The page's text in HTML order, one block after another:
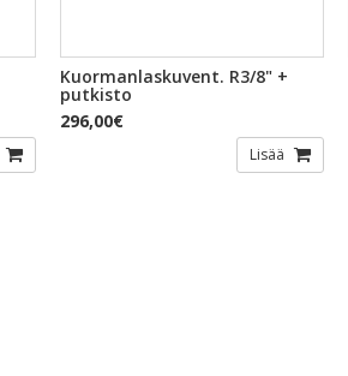
PIKAKATSELU
Kuormanlaskuvent. R3/8" +
putkisto
296,00€
Lisää